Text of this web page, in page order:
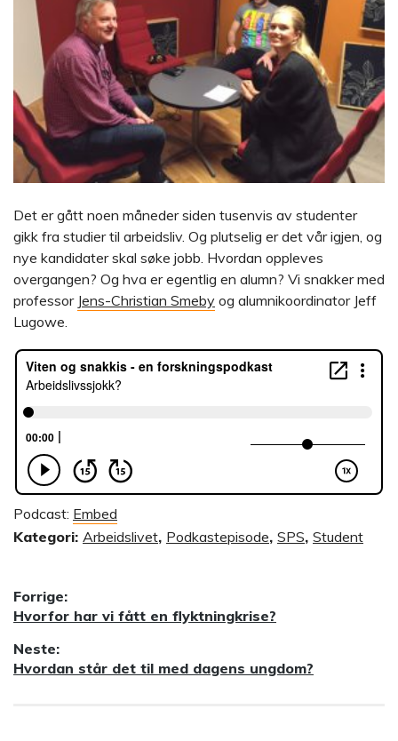
Det er gått noen måneder siden tusenvis av studenter
gikk fra studier til arbeidsliv. Og plutselig er det vår igjen, og
nye kandidater skal søke jobb. Hvordan oppleves
overgangen? Og hva er egentlig en alumn? Vi snakker med
professor Jens-Christian Smeby og alumnikoordinator Jeff
Lugowe.
Podcast: Embed
Kategori: Arbeidslivet, Podkastepisode, SPS, Student
Innleggsnavigasjon
Forrige:
Forrige
Hvorfor har vi fått en flyktningkrise?
Neste:
Neste
Hvordan står det til med dagens ungdom?